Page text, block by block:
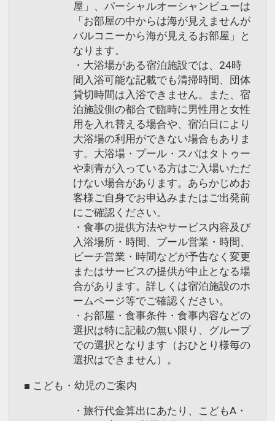
屋」、パーシャルオーシャンビューは
「お部屋の中からは海が見えませんが
バルコニーから海が見えるお部屋」と
なります。
・大浴場がある宿泊施設では、24時
間入浴可能な記載でも清掃時間、団体
貸切時間は入浴できません。また、宿
泊施設側の都合で臨時に男性用と女性
用を入れ替える場合や、宿泊日により
大浴場の利用ができない場合もありま
す。大浴場・プール・スパはタトゥー
や刺青が入っている方はご入場いただ
けない場合があります。あらかじめお
客様ご自身でお申込みまたはご出発前
にご確認ください。
・食事の提供方法やサービス内容及び
入浴場所・時間、プール営業・時間、
ビーチ営業・時間などが予告なく変更
またはサービスの提供が中止となる場
合があります。詳しくは宿泊施設のホ
ームページ等でご確認ください。
・お部屋・食事条件・食事内容などの
選択は特に記載の無い限り、グループ
での選択となります（おひとり様毎の
選択はできません）。
■ こども・幼児のご案内
・旅行代金算出にあたり、こどもA・